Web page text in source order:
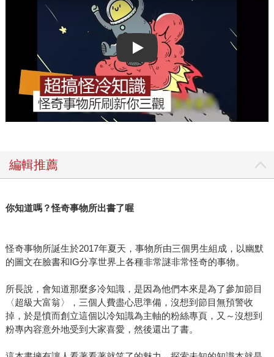
Play video
編輯推薦
你知道嗎？怪奇事物所出書了喔
怪奇事物所誕生於2017年夏天，事物所由三個男生組成，以幽默
的圖文在臉書和IG分享世界上各種非常謎非常怪奇的事物。
所長說，會知道那麼多冷知識，是因為他們本來是為了參加節目
〈超級大富翁〉，三個人費盡心思準備，沒想到節目無預警收
掉，於是憤而創立這個以冷知識為主軸的粉絲專頁，又～沒想到
粉專內容意外地受到大家喜愛，然後還出了書。